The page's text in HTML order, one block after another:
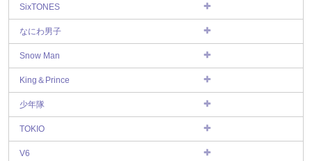
SixTONES
なにわ男子
Snow Man
King＆Prince
少年隊
TOKIO
V6